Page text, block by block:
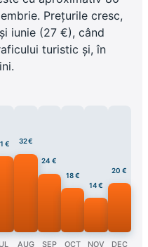
Prețurile cresc,
iunie (27 €), când
turistic și, în
€ 32 €
AUG
24 €
SEP
18 €
OCT
14 €
NOV
20 €
DEC